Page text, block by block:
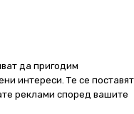
да пригодим
интереси. Те се поставят
реклами според вашите